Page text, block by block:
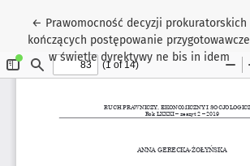
← Wróć do szczegółów artykułu
Prawomocność decyzji prokuratorskich
kończących postępowanie przygotowawcze
w świetle dyrektywy ne bis in idem